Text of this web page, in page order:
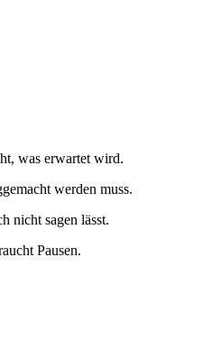
was erwartet wird.
werden muss.
nicht sagen lässt.
Pausen.